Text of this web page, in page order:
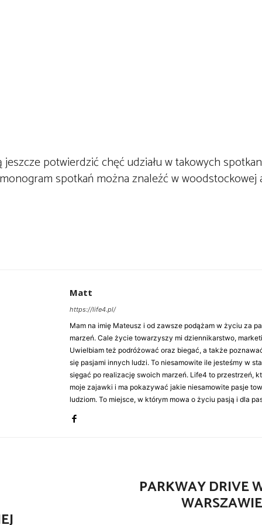
potwierdzić chęć udziału w takowych
spotkań można znaleźć w
Matt
https://life4.pl/
Mam na imię Mateusz i od zawsze podążam w życiu za
marzeń. Cale życie towarzyszy mi dziennikarstwo,
Uwielbiam też podróżować oraz biegać, a także
się pasjami innych ludzi. To niesamowite ile jesteśmy w
sięgać po realizację swoich marzeń. Life4 to przestrzeń,
moje zajawki i ma pokazywać jakie niesamowite pasje
ludziom. To miejsce, w którym mowa o życiu pasją i dla
PARKWAY DRIVE